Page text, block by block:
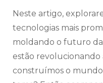
Neste artigo,
tecnologias mais
moldando o futuro
estão revolucionando
construímos o